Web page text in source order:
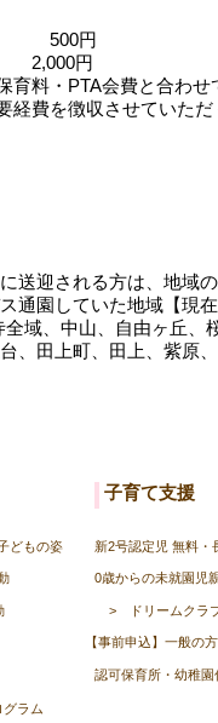
500円
2,000円
育料・PTA会費と合わ
経費を徴収させていた
送迎される方は、地域
通園していた地域【現
域、中山、自由ヶ丘、
、田上町、田上、紫原
どもの姿
グラム
新2号認定児 無料・
0歳からの未就園児
認可保育所・幼稚
> ドリームクラ
【事前申込】一般の
子育て支援